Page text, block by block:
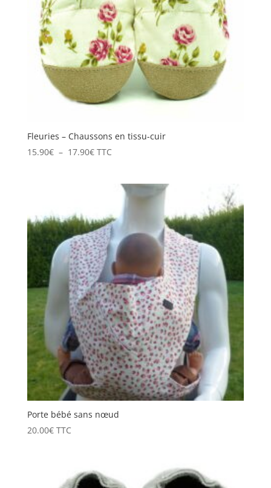
Fleuries – Chaussons en tissu-cuir
15.90€ – 17.90€Plage
17.90€
TTC
Porte bébé sans nœud
20.00€ TTC